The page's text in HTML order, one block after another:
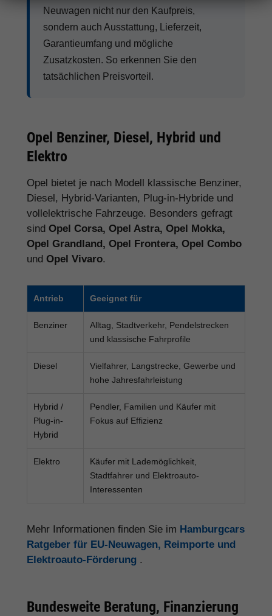
Neuwagen nicht nur den Kaufpreis,
sondern auch Ausstattung, Lieferzeit,
Garantieumfang und mögliche
Zusatzkosten. So erkennen Sie den
tatsächlichen Preisvorteil.
Opel Benziner, Diesel, Hybrid und
Elektro
Opel bietet je nach Modell klassische Benziner,
Diesel, Hybrid-Varianten, Plug-in-Hybride und
vollelektrische Fahrzeuge. Besonders gefragt
sind Opel Corsa, Opel Astra, Opel Mokka,
Opel Grandland, Opel Frontera, Opel Combo
und Opel Vivaro.
Antrieb Geeignet für
Benziner
Alltag, Stadtverkehr, Pendelstrecken
und klassische Fahrprofile
Diesel
Vielfahrer, Langstrecke, Gewerbe und
hohe Jahresfahrleistung
Hybrid /
Plug-in-
Hybrid
Pendler, Familien und Käufer mit
Fokus auf Effizienz
Elektro
Käufer mit Lademöglichkeit,
Stadtfahrer und Elektroauto-
Interessenten
Mehr Informationen finden Sie im Hamburgcars
Ratgeber für EU-Neuwagen, Reimporte und
Elektroauto-Förderung .
Bundesweite Beratung, Finanzierung